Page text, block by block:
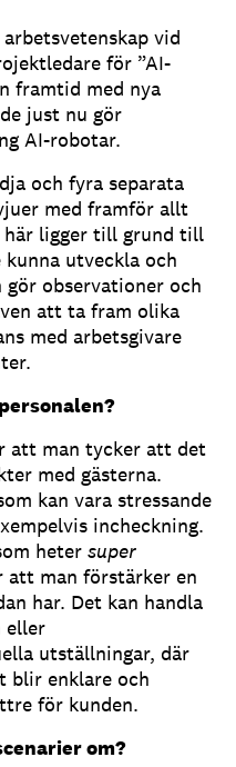
vid
för ”AI-
framtid med nya
just nu gör
AI-robotar.
och fyra separata
med framför allt
här ligger till grund till
utveckla och
observationer och
att ta fram olika
med arbetsgivare
att man tycker att det
med gästerna.
kan vara stressande
incheckning.
heter super
att man förstärker en
har. Det kan handla
eller
utställningar, där
blir enklare och
för kunden.
om?